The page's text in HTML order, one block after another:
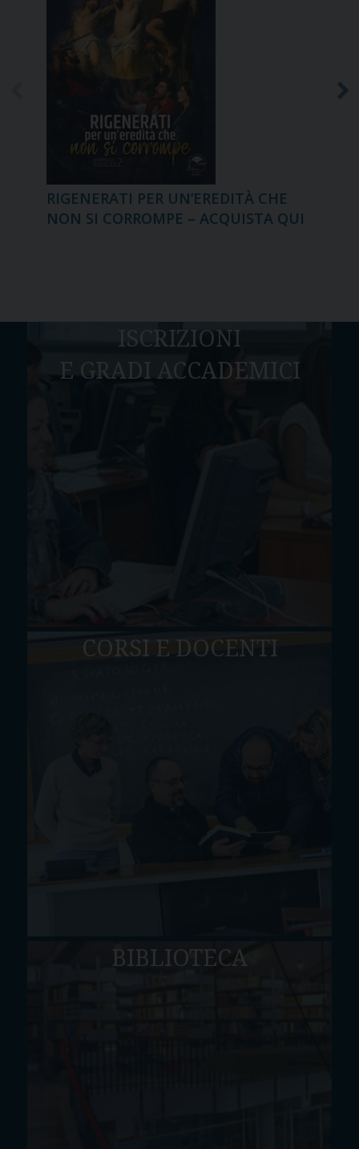
RIGENERATI PER UN’EREDITÀ CHE
NON SI CORROMPE – ACQUISTA QUI
ISCRIZIONI
E GRADI ACCADEMICI
CORSI E DOCENTI
BIBLIOTECA